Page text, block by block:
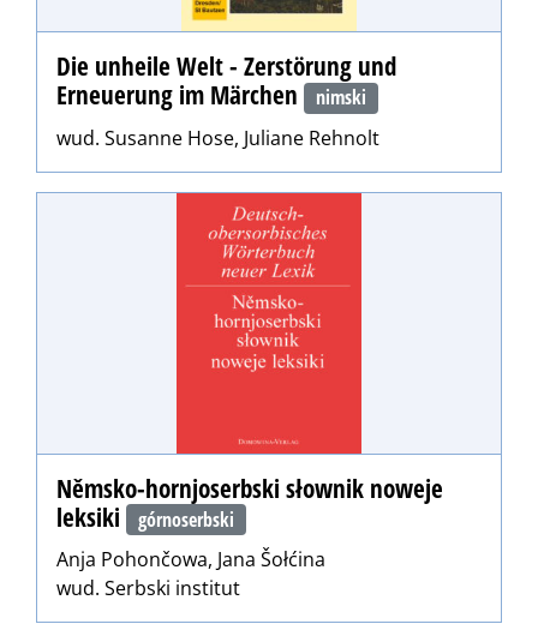
Die unheile Welt - Zerstörung und
Erneuerung im Märchen
nimski
wud. Susanne Hose, Juliane Rehnolt
Němsko-hornjoserbski słownik noweje
leksiki
górnoserbski
Anja Pohončowa, Jana Šołćina
wud. Serbski institut